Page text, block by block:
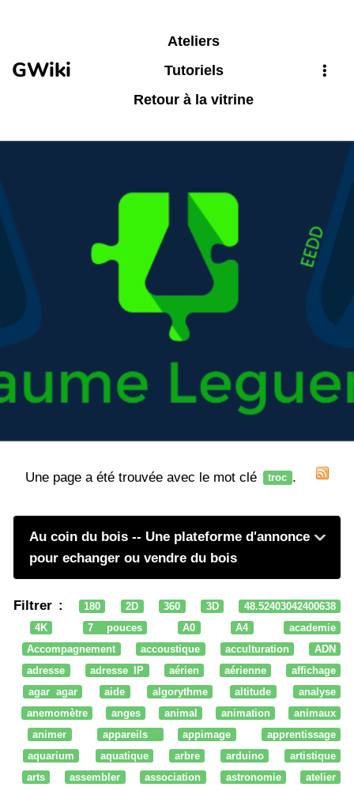
GWiki
Ateliers
Tutoriels
Retour à la vitrine
Une page a été trouvée avec le mot clé troc .
Au coin du bois -- Une plateforme d'annonce
pour echanger ou vendre du bois
Filtrer : 180 2D 360 3D
48.52403042400638
4K
7 pouces A0 A4
academie
Accompagnement
accoustique acculturation
ADN
adresse
adresse IP aérien aérienne
affichage
agar agar
aide algorythme altitude
analyse
anemomètre
anges animal animation
animaux
animer
appareils appimage
apprentissage
aquarium
aquatique arbre arduino
artistique
arts
assembler association astronomie
atelier